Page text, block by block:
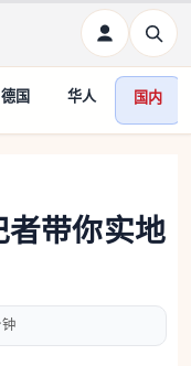
德国 华人 国内
者带你实地